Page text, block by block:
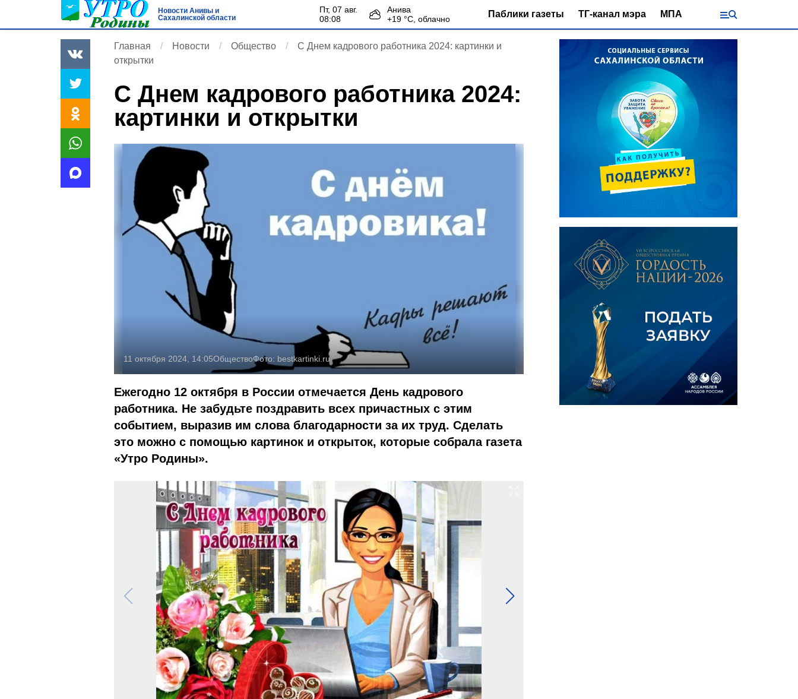
Новости Анивы и
Сахалинской области
пт, 07 авг.
08:08
Анива
+19 °С, облачно Паблики газеты ТГ-канал мэра МПА
Главная Новости Общество
С Днем кадрового работника 2024: картинки и
открытки
С Днем кадрового работника 2024:
картинки и открытки
11 октября 2024, 14:05ОбществоФото: bestkartinki.ru
Ежегодно 12 октября в России отмечается День кадрового
работника. Не забудьте поздравить всех причастных с этим
событием, выразив им слова благодарности за их труд. Сделать
это можно с помощью картинок и открыток, которые собрала газета
«Утро Родины».